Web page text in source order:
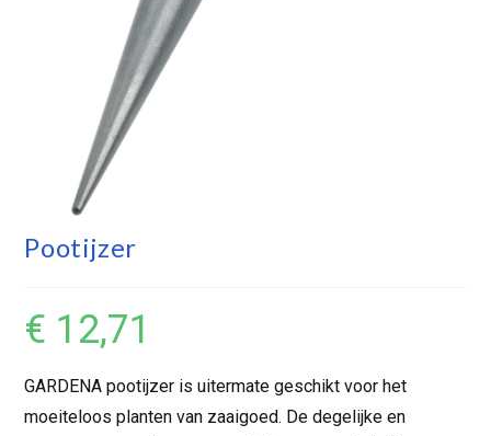
Pootijzer
€ 12,71
GARDENA pootijzer is uitermate geschikt voor het
moeiteloos planten van zaaigoed. De degelijke en